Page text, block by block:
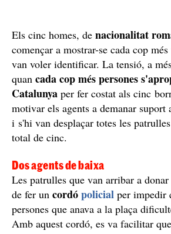
Els cinc homes, de nacionalitat
començar a mostrar-se cada cop
van voler identificar. La tensió, a
quan cada cop més persones
Catalunya per fer costat als cinc
motivar els agents a demanar suport
i s'hi van desplaçar totes les
total de cinc.
Dos agents de baixa
Les patrulles que van arribar a
de fer un cordópolicial per impedir
persones que anava a la plaça
Amb aquest cordó, es va facilitar